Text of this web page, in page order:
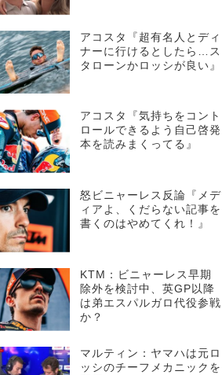
アコスタ『超有名人とディ
ナーに行けるとしたら…ス
タローンかロッシが良い』
アコスタ『気持ちをコント
ロールできるよう自己啓発
本を読みまくってる』
怒ビニャーレス反論『メデ
ィアよ、くだらない記事を
書くのはやめてくれ！』
KTM：ビニャーレス早期
除外を検討中、英GP以降
は弟エスパルガロ代役参戦
か？
マルティン：ヤマハは元ロ
ッシのチーフメカニックを